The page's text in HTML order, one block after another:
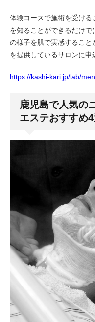
体験コースで施術を受け
を知ることができるだけ
の様子を肌で実感すること
を提供しているサロンに申
https://kashi-kari.jp/lab/
鹿児島で人気の
エステおすすめ